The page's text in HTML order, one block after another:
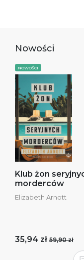
Nowości
NOWOŚCI
Klub żon
morderców
Elizabeth Arnott
35,94 zł 59,90 zł